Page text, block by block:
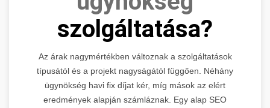
szolgáltatása?
Az árak nagymértékben változnak a szolgáltatások
típusától és a projekt nagyságától függően. Néhány
ügynökség havi fix díjat kér, míg mások az elért
eredmények alapján számláznak. Egy alap SEO